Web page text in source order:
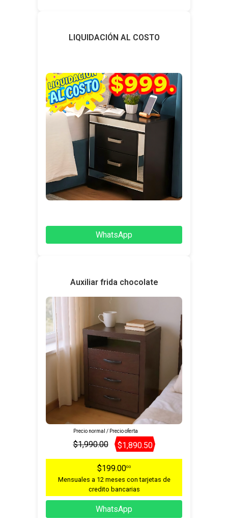
LIQUIDACIÓN AL COSTO
WhatsApp
Auxiliar frida chocolate
Precio normal / Precio oferta
$1,990.00 $1,890.50
$199.0000
Mensuales a 12 meses con tarjetas de
credito bancarias
WhatsApp